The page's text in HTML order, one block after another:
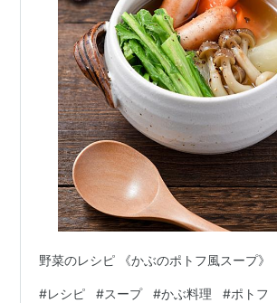
野菜のレシピ 《かぶのポトフ風スープ》
#レシピ #スープ #かぶ料理 #ポトフ